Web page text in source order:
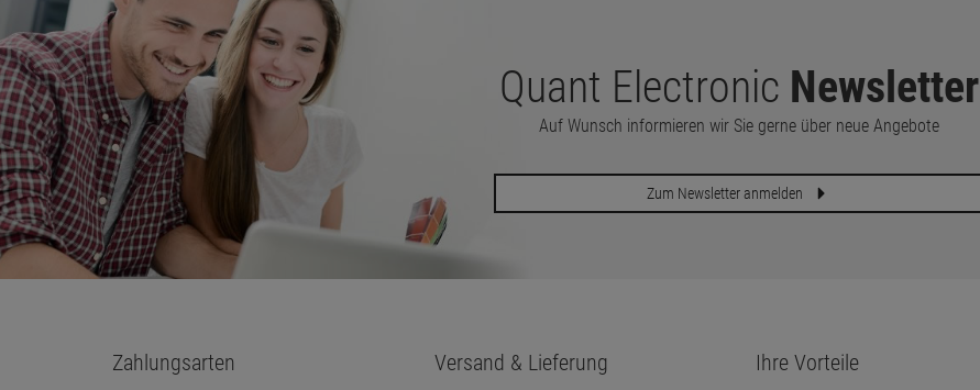
Quant Electronic Newsletter
Auf Wunsch informieren wir Sie gerne über neue Angebote
Zum Newsletter anmelden
Zahlungsarten Versand & Lieferung Ihre Vorteile